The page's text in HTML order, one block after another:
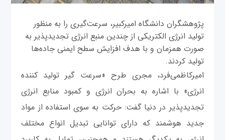
پژوهشگران دانشگاه امیرکبیر، سرعت‌گیری را به منظور
تولید انرژی الکتریکی از چندین منبع انرژی تجدیدپذیر به
صورت همزمان و با هدف افزایش سطح ایمنی جاده‌ها
تولید کردند.
امیرکاظمی‌فرد، مجری طرح «سرعت گیر تولید کننده
انرژی» با اشاره به بحران انرژی و کمبود منابع انرژی
تجدیدپذیر در دنیا گفت: حرکت به سوی استفاده از مواد
جدید هوشمند که دارای توانایی تبدیل انواع مختلف